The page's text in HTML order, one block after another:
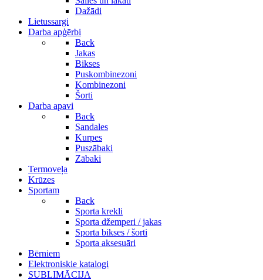
Dažādi
Lietussargi
Darba apģērbi
Back
Jakas
Bikses
Puskombinezoni
Kombinezoni
Šorti
Darba apavi
Back
Sandales
Kurpes
Puszābaki
Zābaki
Termoveļa
Krūzes
Sportam
Back
Sporta krekli
Sporta džemperi / jakas
Sporta bikses / šorti
Sporta aksesuāri
Bērniem
Elektroniskie katalogi
SUBLIMĀCIJA